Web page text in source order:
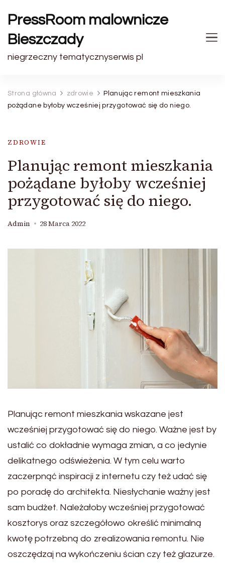
PressRoom malownicze
Bieszczady
niegrzeczny tematycznyserwis pl
Strona główna zdrowie
Planując remont mieszkania
pożądane byłoby wcześniej przygotować się do niego.
ZDROWIE
Planując remont mieszkania
pożądane byłoby wcześniej
przygotować się do niego.
Admin 28 Marca 2022
Planując remont mieszkania wskazane jest
wcześniej przygotować się do niego. Ważne jest by
ustalić co dokładnie wymaga zmian, a co jedynie
delikatnego odświeżenia. W tym celu warto
zaczerpnąć inspiracji z internetu czy też udać się
po poradę do architekta. Niesłychanie ważny jest
sam budżet. Należałoby wcześniej przygotować
kosztorys oraz szczegółowo określić minimalną
kwotę potrzebną do zrealizowania remontu. Nie
oszczędzaj na wykończeniu ścian czy też glazurze.